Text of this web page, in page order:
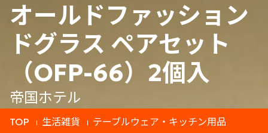
オールドファッション
ドグラス ペアセット
（OFP-66）2個入
帝国ホテル
TOP 生活雑貨 テーブルウェア・キッチン用品